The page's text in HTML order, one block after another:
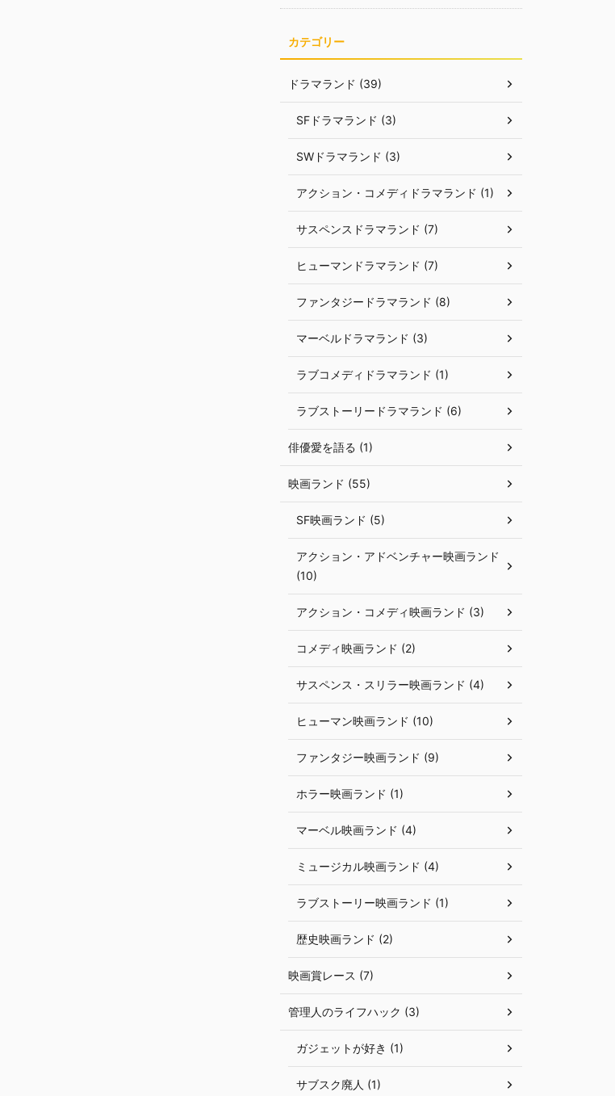
カテゴリー
ドラマランド (39)
SFドラマランド (3)
SWドラマランド (3)
アクション・コメディドラマランド (1)
サスペンスドラマランド (7)
ヒューマンドラマランド (7)
ファンタジードラマランド (8)
マーベルドラマランド (3)
ラブコメディドラマランド (1)
ラブストーリードラマランド (6)
俳優愛を語る (1)
映画ランド (55)
SF映画ランド (5)
アクション・アドベンチャー映画ランド
(10)
アクション・コメディ映画ランド (3)
コメディ映画ランド (2)
サスペンス・スリラー映画ランド (4)
ヒューマン映画ランド (10)
ファンタジー映画ランド (9)
ホラー映画ランド (1)
マーベル映画ランド (4)
ミュージカル映画ランド (4)
ラブストーリー映画ランド (1)
歴史映画ランド (2)
映画賞レース (7)
管理人のライフハック (3)
ガジェットが好き (1)
サブスク廃人 (1)